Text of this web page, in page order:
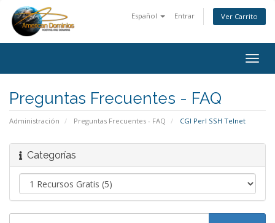
Español Entrar Ver Carrito
Preguntas Frecuentes - FAQ
Administración Preguntas Frecuentes - FAQ CGI Perl SSH Telnet
Categorías